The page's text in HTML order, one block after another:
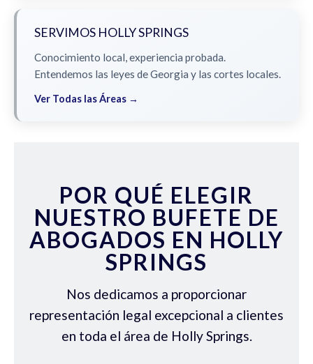
SERVIMOS HOLLY SPRINGS
Conocimiento local, experiencia probada.
Entendemos las leyes de Georgia y las cortes locales.
Ver Todas las Áreas →
POR QUÉ ELEGIR
NUESTRO BUFETE DE
ABOGADOS EN HOLLY
SPRINGS
Nos dedicamos a proporcionar
representación legal excepcional a clientes
en toda el área de Holly Springs.